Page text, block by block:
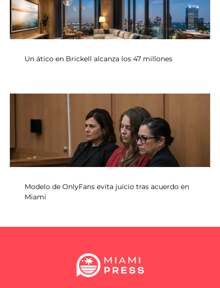
Un ático en Brickell alcanza los 47 millones
Modelo de OnlyFans evita juicio tras acuerdo en
Miami